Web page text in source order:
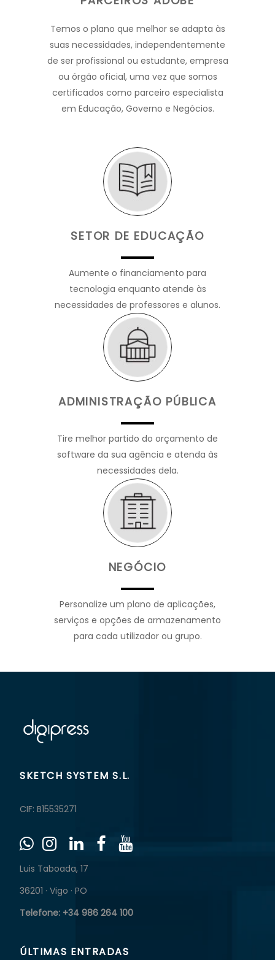
Temos o plano que melhor se adapta às
suas necessidades, independentemente
de ser profissional ou estudante, empresa
ou órgão oficial, uma vez que somos
certificados como parceiro especialista
em Educação, Governo e Negócios.
SETOR DE EDUCAÇÃO
Aumente o financiamento para
tecnologia enquanto atende às
necessidades de professores e alunos.
ADMINISTRAÇÃO PÚBLICA
Tire melhor partido do orçamento de
software da sua agência e atenda às
necessidades dela.
NEGÓCIO
Personalize um plano de aplicações,
serviços e opções de armazenamento
para cada utilizador ou grupo.
SKETCH SYSTEM S.L.
CIF: B15535271
Luis Taboada, 17
36201 · Vigo · PO
Telefone: +34 986 264 100
ÚLTIMAS ENTRADAS